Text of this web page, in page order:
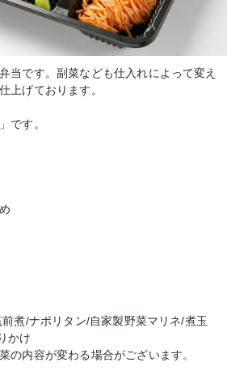
当です。副菜なども仕入れによって変え
上げております。
です。
煮/ナポリタン/自家製野菜マリネ/煮玉
かけ
の内容が変わる場合がございます。